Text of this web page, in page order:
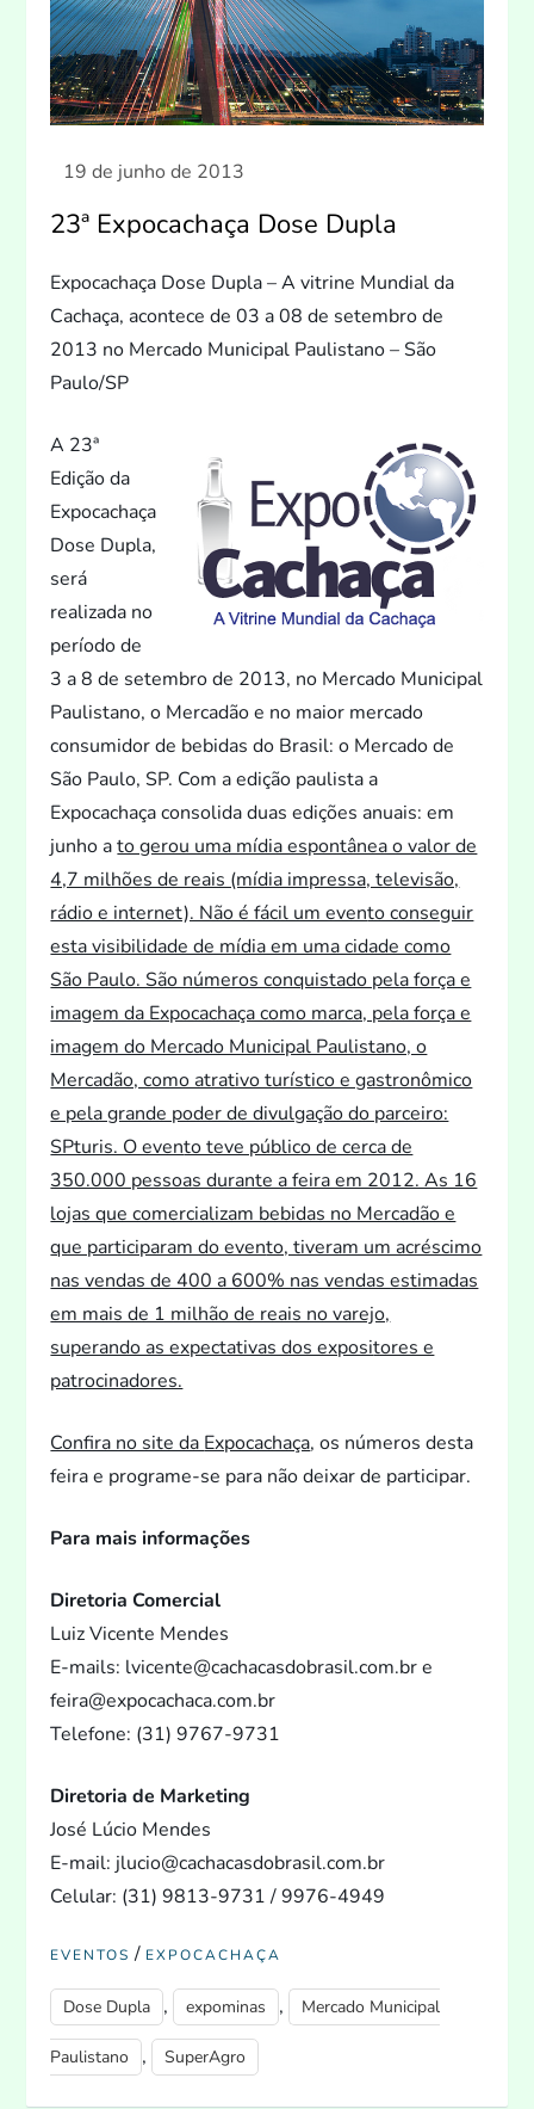
23ª Expocachaça Dose Dupla
Expocachaça Dose Dupla – A vitrine Mundial da
Cachaça, acontece de 03 a 08 de setembro de
2013 no Mercado Municipal Paulistano – São
Paulo/SP
A 23ª
Edição da
Expocachaça
Dose Dupla,
será
realizada no
período de
3 a 8 de setembro de 2013, no Mercado Municipal
Paulistano, o Mercadão e no maior mercado
consumidor de bebidas do Brasil: o Mercado de
São Paulo, SP. Com a edição paulista a
Expocachaça consolida duas edições anuais: em
junho ato gerou uma mídia espontânea o valor de
4,7 milhões de reais (mídia impressa, televisão,
rádio e internet). Não é fácil um evento conseguir
esta visibilidade de mídia em uma cidade como
São Paulo. São números conquistado pela força e
imagem da Expocachaça como marca, pela força e
imagem do Mercado Municipal Paulistano, o
Mercadão, como atrativo turístico e gastronômico
e pela grande poder de divulgação do parceiro:
SPturis. O evento teve público de cerca de
350.000 pessoas durante a feira em 2012. As 16
lojas que comercializam bebidas no Mercadão e
que participaram do evento, tiveram um acréscimo
nas vendas de 400 a 600% nas vendas estimadas
em mais de 1 milhão de reais no varejo,
superando as expectativas dos expositores e
patrocinadores.
Confira no site da Expocachaça, os números desta
feira e programe-se para não deixar de participar.
Para mais informações
Diretoria Comercial
Luiz Vicente Mendes
E-mails: lvicente@cachacasdobrasil.com.br e
feira@expocachaca.com.br
Telefone: (31) 9767-9731
Diretoria de Marketing
José Lúcio Mendes
E-mail: jlucio@cachacasdobrasil.com.br
Celular: (31) 9813-9731 / 9976-4949
EVENTOS / EXPOCACHAÇA
Dose Dupla , expominas , Mercado Municipal
Paulistano , SuperAgro